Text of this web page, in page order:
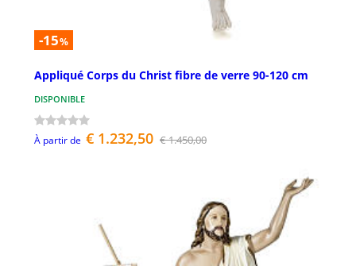
-15%
Appliqué Corps du Christ fibre de verre 90-120 cm
DISPONIBLE
À partir de € 1.232,50 € 1.450,00